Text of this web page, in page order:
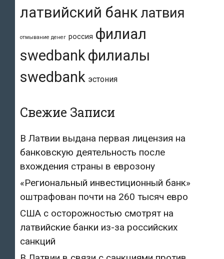
латвийский банк латвия
отмывание денег россия филиал
swedbankфилиалы
swedbank эстония
Свежие Записи
В Латвии выдана первая лицензия на
банковскую деятельность после
вхождения страны в еврозону
«Региональный инвестиционный банк»
оштрафован почти на 260 тысяч евро
США с осторожностью смотрят на
латвийские банки из-за российских
санкций